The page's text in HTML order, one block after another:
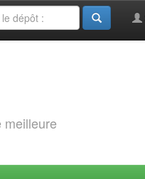
meilleure